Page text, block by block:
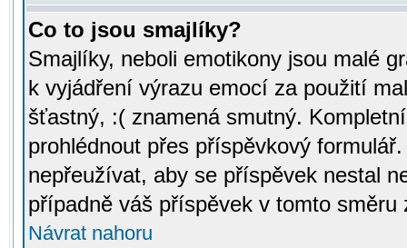
Co to jsou smajlíky?
Smajlíky, neboli emotikony jsou malé
k vyjádření výrazu emocí za použití
šťastný, :( znamená smutný.
prohlédnout přes příspěvkový
nepřeužívat, aby se příspěvek nestal
případně váš příspěvek v tomto směru
Návrat nahoru